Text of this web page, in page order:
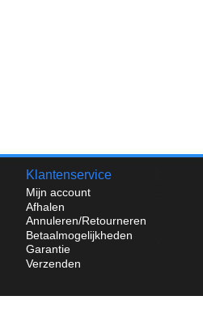
Klantenservice
Mijn account
Afhalen
Annuleren/Retourneren
Betaalmogelijkheden
Garantie
Verzenden